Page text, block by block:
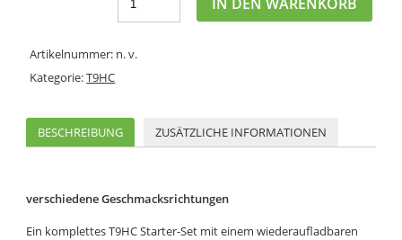
Artikelnummer: n. v.
Kategorie:T9HC
BESCHREIBUNG ZUSÄTZLICHE INFORMATIONEN
verschiedene Geschmacksrichtungen
Ein komplettes T9HC Starter-Set mit einem wiederaufladbaren